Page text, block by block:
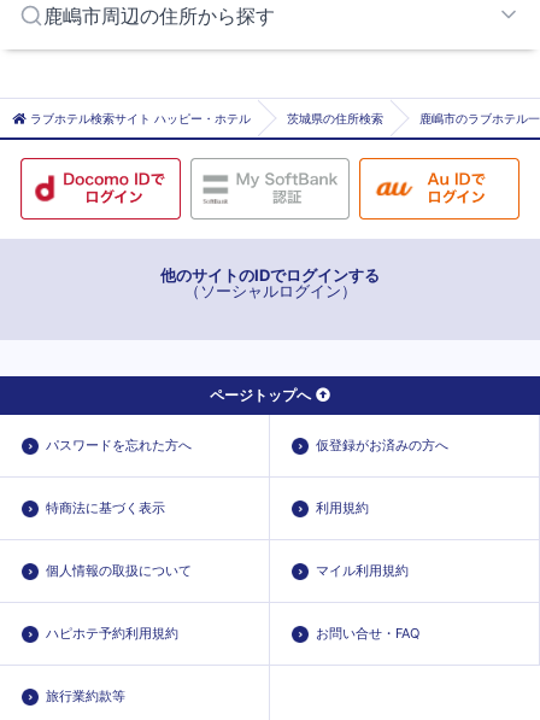
長者ケ浜潮騒はまなす公園前
鹿嶋市周辺の住所から探す
神栖市
行方市
鉾田市
ラブホテル検索サイト ハッピー・ホテル 茨城県の住所検索 鹿嶋市のラブホテル
他のサイトのIDでログインする
（ソーシャルログイン）
ページトップへ
パスワードを忘れた方へ 仮登録がお済みの方へ
特商法に基づく表示 利用規約
個人情報の取扱について マイル利用規約
ハピホテ予約利用規約 お問い合せ・FAQ
旅行業約款等